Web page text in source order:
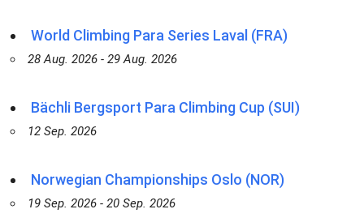
World Climbing Para Series Laval (FRA)
28 Aug. 2026 - 29 Aug. 2026
Bächli Bergsport Para Climbing Cup (SUI)
12 Sep. 2026
Norwegian Championships Oslo (NOR)
19 Sep. 2026 - 20 Sep. 2026